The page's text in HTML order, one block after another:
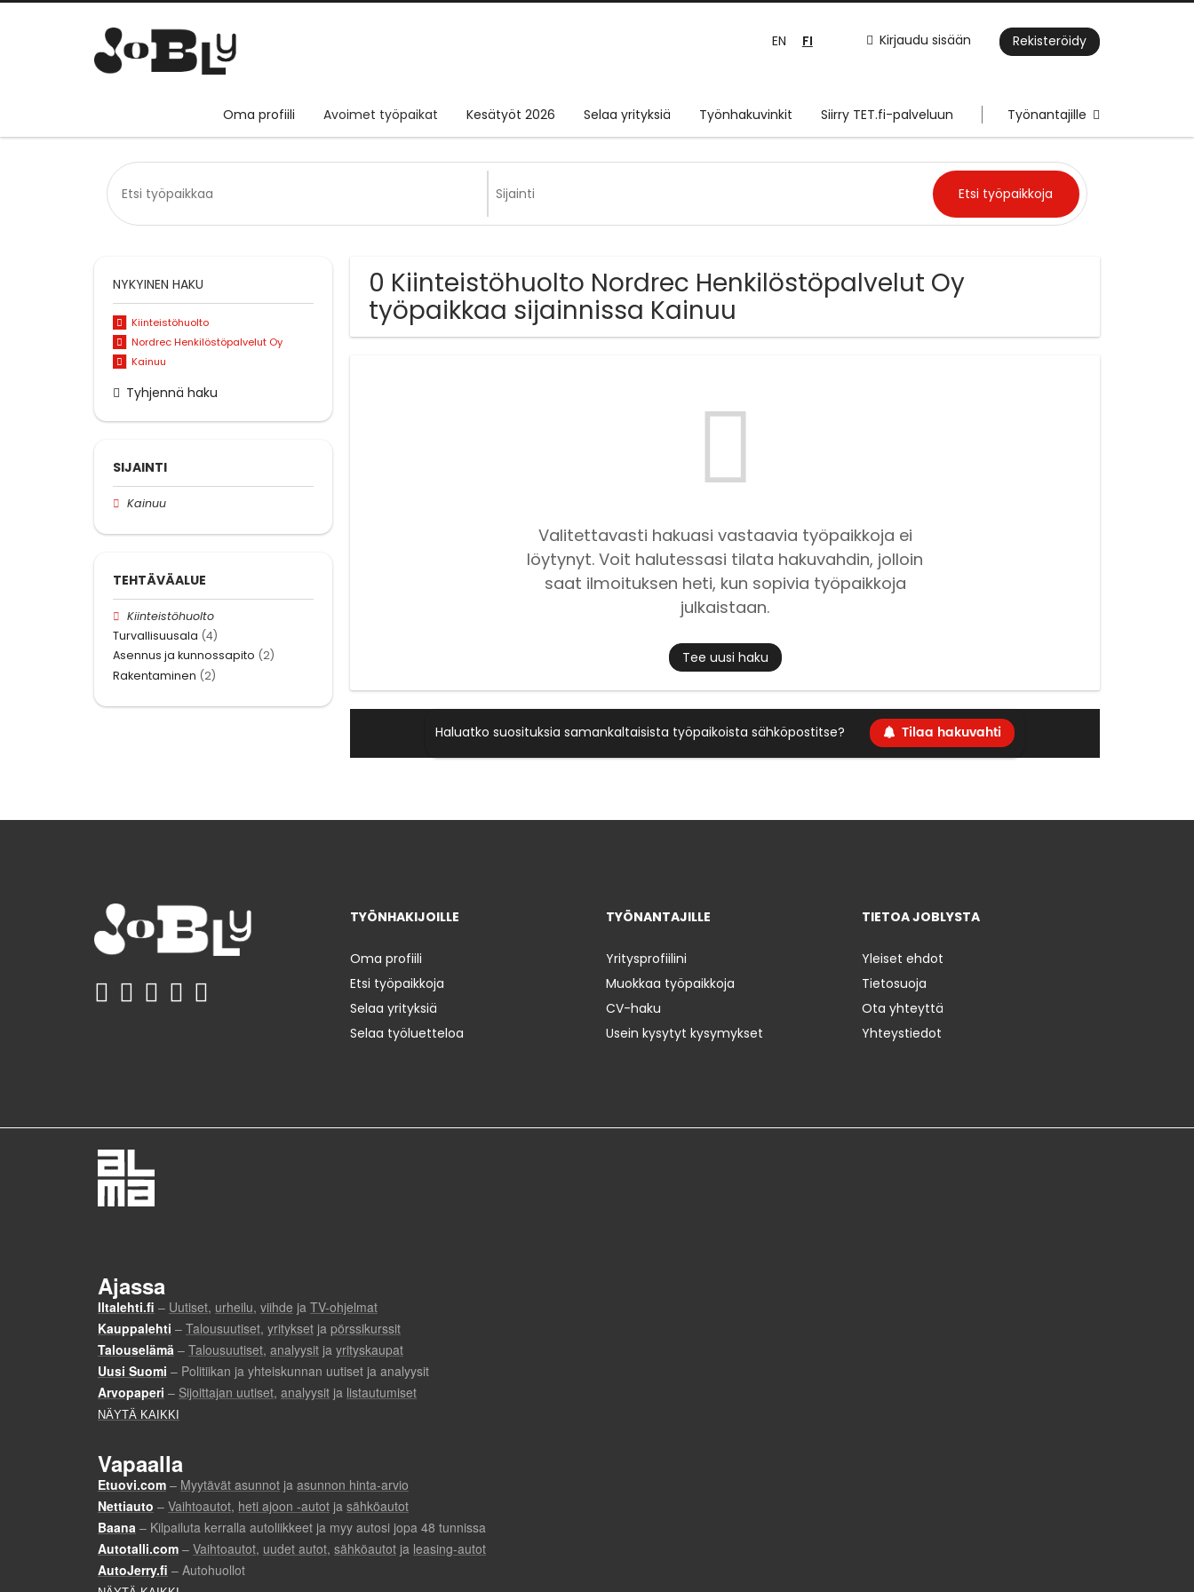
Kirjaudu sisään Rekisteröidy
EN FI
Oma profiili Avoimet työpaikat Kesätyöt 2026 Selaa yrityksiä Työnhakuvinkit Siirry TET.fi-palveluun Työnantajille
0 Kiinteistöhuolto Nordrec Henkilöstöpalvelut Oy
työpaikkaa sijainnissa Kainuu
Valitettavasti hakuasi vastaavia työpaikkoja ei
löytynyt. Voit halutessasi tilata hakuvahdin, jolloin
saat ilmoituksen heti, kun sopivia työpaikkoja
julkaistaan.
Tee uusi haku
Haluatko suosituksia samankaltaisista työpaikoista sähköpostitse? Tilaa hakuvahti
NYKYINEN HAKU
Kiinteistöhuolto
Nordrec Henkilöstöpalvelut Oy
Kainuu
Tyhjennä haku
SIJAINTI
Kainuu
TEHTÄVÄALUE
Kiinteistöhuolto
Turvallisuusala (4)
Asennus ja kunnossapito (2)
Rakentaminen (2)
TYÖNHAKIJOILLE
Oma profiili
Etsi työpaikkoja
Selaa yrityksiä
Selaa työluetteloa
TYÖNANTAJILLE
Yritysprofiilini
Muokkaa työpaikkoja
CV-haku
Usein kysytyt kysymykset
TIETOA JOBLYSTA
Yleiset ehdot
Tietosuoja
Ota yhteyttä
Yhteystiedot